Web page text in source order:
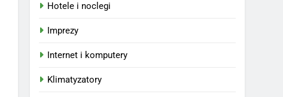
Hotele i noclegi
Imprezy
Internet i komputery
Klimatyzatory